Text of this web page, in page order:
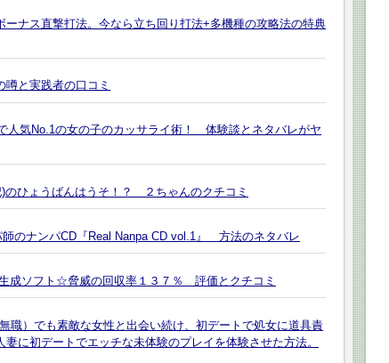
ナス直撃打法。今なら立ち回り打法+多機種の攻略法の特典
と実践者の口コミ
人気No.1の女の子のカッサライ術！ 体験談とネタバレがヤ
のひょうばんはうそ！？ ２ちゃんのクチコミ
のナンパCD『Real Nanpa CD vol.1』 方法のネタバレ
成ソフト☆脅威の回収率１３７％ 評価とクチコミ
職）でも素敵な女性と出会い続け、初デートで処女に道具責
に初デートでエッチな未体験のプレイを体験させた方法。